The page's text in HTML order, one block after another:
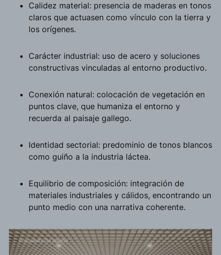
Calidez material: presencia de maderas en tonos
claros que actuasen como vínculo con la tierra y
los orígenes.
Carácter industrial: uso de acero y soluciones
constructivas vinculadas al entorno productivo.
Conexión natural: colocación de vegetación en
puntos clave, que humaniza el entorno y
recuerda al paisaje gallego.
Identidad sectorial: predominio de tonos blancos
como guiño a la industria láctea.
Equilibrio de composición: integración de
materiales industriales y cálidos, encontrando un
punto medio con una narrativa coherente.